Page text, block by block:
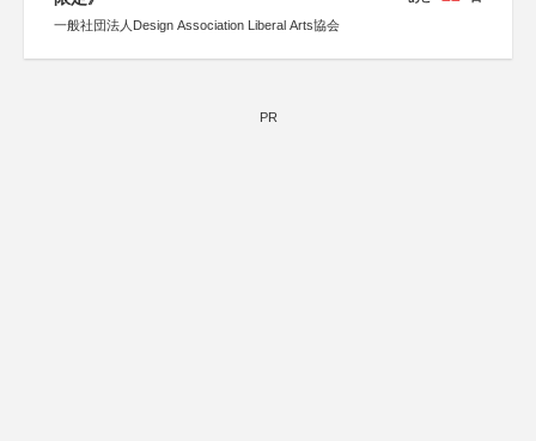
一般社団法人Design Association Liberal Arts協会
PR